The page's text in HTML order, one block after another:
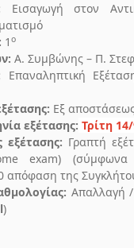
Εισαγωγή στον
1 ο
Α. Συμβώνης – Π.
Επαναληπτική
Εξ
εξέτασης: Τρίτη
εξέτασης: Γραπτή
exam)
απόφαση της
Απαλλαγή
)